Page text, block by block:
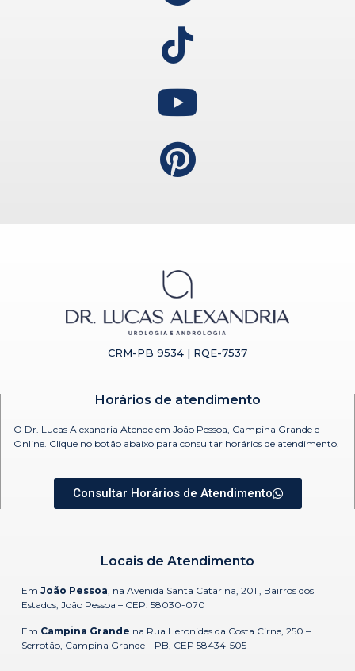
CRM-PB 9534 | RQE-7537
Horários de atendimento
O Dr. Lucas Alexandria Atende em João Pessoa, Campina Grande e
Online. Clique no botão abaixo para consultar horários de atendimento.
Consultar Horários de Atendimento
Locais de Atendimento
Em João Pessoa, na Avenida Santa Catarina, 201 , Bairros dos
Estados, João Pessoa –CEP: 58030-070
Em Campina Grande na Rua Heronides da Costa Cirne, 250 –
Serrotão, Campina Grande – PB, CEP 58434-505